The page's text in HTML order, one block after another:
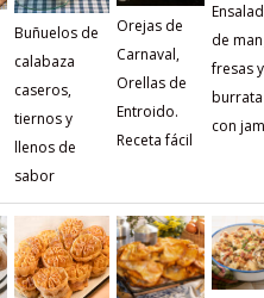
Buñuelos de
calabaza
caseros,
tiernos y
llenos de
sabor
Orejas de
Carnaval,
Orellas de
Entroido.
Receta fácil
de
fresas y
burrata
con